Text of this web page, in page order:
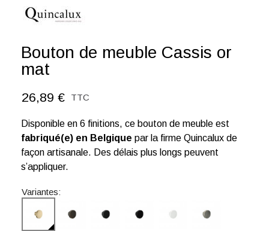
Bouton de meuble Cassis or
mat
26,89 € TTC
Disponible en 6 finitions, ce bouton de meuble est
fabriqué(e) en Belgique par la firme Quincalux de
façon artisanale. Des délais plus longs peuvent
s’appliquer.
Variantes: